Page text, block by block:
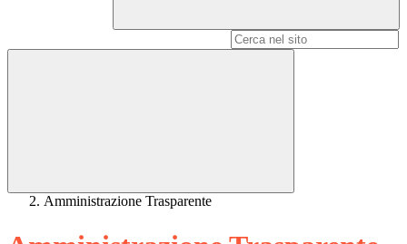
Amministrazione Trasparente